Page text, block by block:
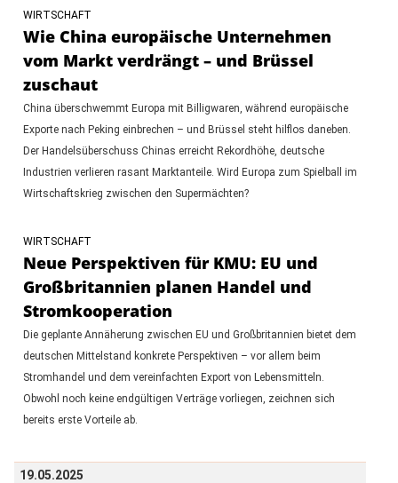
WIRTSCHAFT
Wie China europäische Unternehmen
vom Markt verdrängt – und Brüssel
zuschaut
China überschwemmt Europa mit Billigwaren, während europäische
Exporte nach Peking einbrechen – und Brüssel steht hilflos daneben.
Der Handelsüberschuss Chinas erreicht Rekordhöhe, deutsche
Industrien verlieren rasant Marktanteile. Wird Europa zum Spielball im
Wirtschaftskrieg zwischen den Supermächten?
WIRTSCHAFT
Neue Perspektiven für KMU: EU und
Großbritannien planen Handel und
Stromkooperation
Die geplante Annäherung zwischen EU und Großbritannien bietet dem
deutschen Mittelstand konkrete Perspektiven – vor allem beim
Stromhandel und dem vereinfachten Export von Lebensmitteln.
Obwohl noch keine endgültigen Verträge vorliegen, zeichnen sich
bereits erste Vorteile ab.
19.05.2025